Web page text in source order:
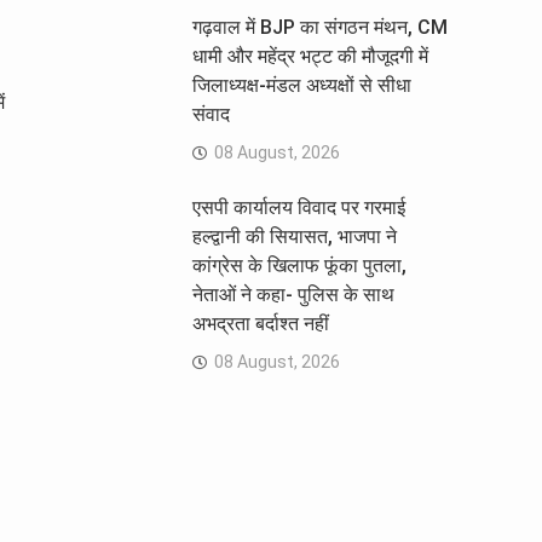
गढ़वाल में BJP का संगठन मंथन, CM
धामी और महेंद्र भट्ट की मौजूदगी में
जिलाध्यक्ष-मंडल अध्यक्षों से सीधा
संवाद
08 August, 2026
एसपी कार्यालय विवाद पर गरमाई
हल्द्वानी की सियासत, भाजपा ने
कांग्रेस के खिलाफ फूंका पुतला,
नेताओं ने कहा- पुलिस के साथ
अभद्रता बर्दाश्त नहीं
08 August, 2026